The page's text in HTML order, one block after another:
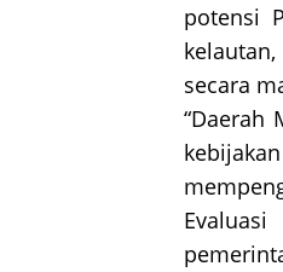
potensi
secara
“Daerah